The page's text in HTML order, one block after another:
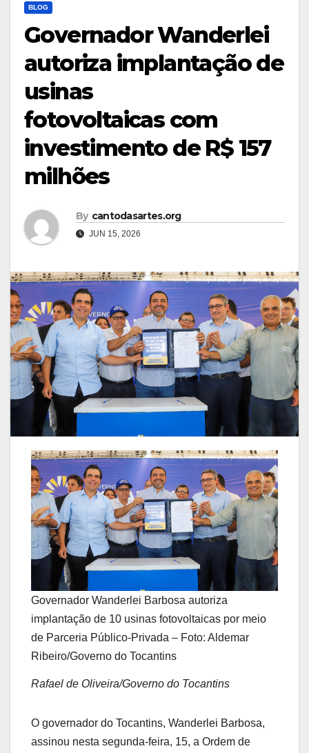
BLOG
Governador Wanderlei
autoriza implantação de
usinas
fotovoltaicas com
investimento de R$ 157
milhões
By cantodasartes.org
JUN 15, 2026
Governador Wanderlei Barbosa autoriza
implantação de 10 usinas fotovoltaicas por meio
de Parceria Público-Privada – Foto: Aldemar
Ribeiro/Governo do Tocantins
Rafael de Oliveira/Governo do Tocantins
O governador do Tocantins, Wanderlei Barbosa,
assinou nesta segunda-feira, 15, a Ordem de